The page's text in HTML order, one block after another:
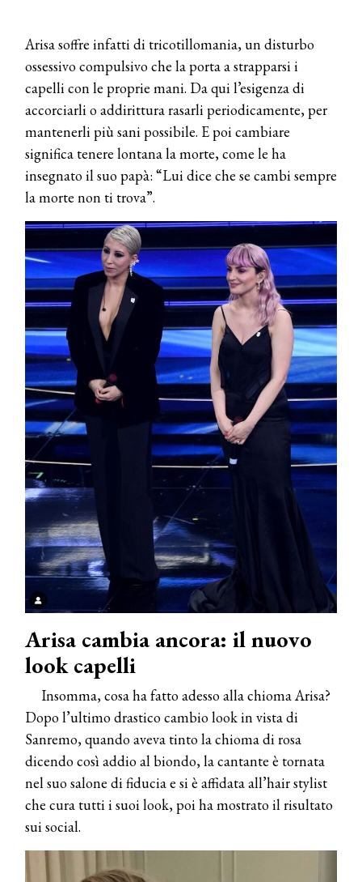
Arisa soffre infatti di tricotillomania, un disturbo
ossessivo compulsivo che la porta a strapparsi i
capelli con le proprie mani. Da qui l’esigenza di
accorciarli o addirittura rasarli periodicamente, per
mantenerli più sani possibile. E poi cambiare
significa tenere lontana la morte, come le ha
insegnato il suo papà: “Lui dice che se cambi sempre
la morte non ti trova”.
Arisa cambia ancora: il nuovo
look capelli
Insomma, cosa ha fatto adesso alla chioma Arisa?
Dopo l’ultimo drastico cambio look in vista di
Sanremo, quando aveva tinto la chioma di rosa
dicendo così addio al biondo, la cantante è tornata
nel suo salone di fiducia e si è affidata all’hair stylist
che cura tutti i suoi look, poi ha mostrato il risultato
sui social.